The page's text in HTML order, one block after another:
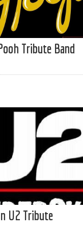
Tribute Band
U2 Tribute